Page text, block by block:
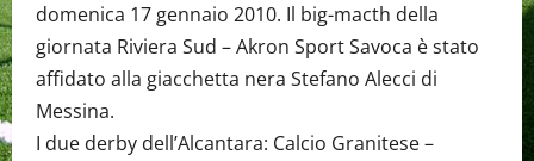
domenica 17 gennaio 2010. Il big-macth della
giornata Riviera Sud – Akron Sport Savoca è stato
affidato alla giacchetta nera Stefano Alecci di
Messina.
I due derby dell’Alcantara: Calcio Granitese –